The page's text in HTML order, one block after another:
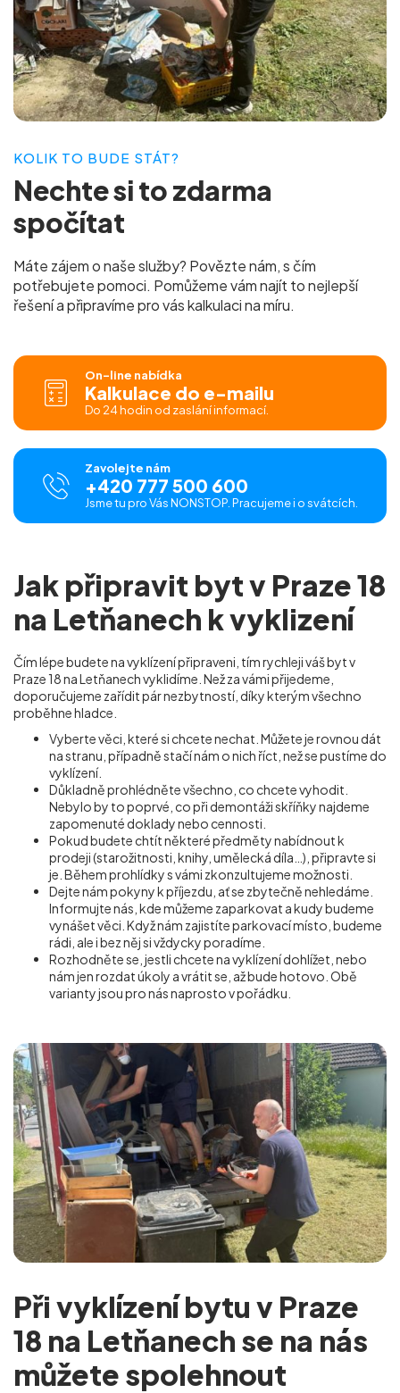
KOLIK TO BUDE STÁT?
Nechte si tozdarma
spočítat
Máte zájem o naše služby? Povězte nám, s čím
potřebujete pomoci. Pomůžeme vám najít to nejlepší
řešení a připravíme pro váskalkulaci na míru.
On-line nabídka
Kalkulace do e-mailu
Do 24 hodin od zaslání informací.
Zavolejte nám
+420 777 500 600
Jsme tu pro Vás NONSTOP. Pracujeme i o svátcích.
Jak připravit byt v Praze 18
na Letňanech k vyklizení
Čím lépe budete na vyklízení připraveni, tím rychleji váš byt v
Praze 18 na Letňanech vyklidíme. Než za vámi přijedeme,
doporučujeme zařídit pár nezbytností, díky kterým všechno
proběhne hladce.
Vyberte věci, které si chcete nechat. Můžete je rovnou dát
na stranu, případně stačí nám o nich říct, než se pustíme do
vyklízení.
Důkladně prohlédněte všechno, co chcete vyhodit.
Nebylo by to poprvé, co při demontáži skříňky najdeme
zapomenuté doklady nebo cennosti.
Pokud budete chtít některé předměty nabídnout k
prodeji (starožitnosti, knihy, umělecká díla…), připravte si
je. Během prohlídky s vámi zkonzultujeme možnosti.
Dejte nám pokyny k příjezdu, ať se zbytečně nehledáme.
Informujte nás, kde můžeme zaparkovat a kudy budeme
vynášet věci. Když nám zajistíte parkovací místo, budeme
rádi, ale i bez něj si vždycky poradíme.
Rozhodněte se, jestli chcete na vyklízení dohlížet, nebo
nám jen rozdat úkoly a vrátit se, až bude hotovo. Obě
varianty jsou pro nás naprosto v pořádku.
Při vyklízení bytu v Praze
18 na Letňanech se na nás
můžete spolehnout